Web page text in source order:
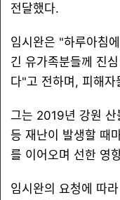
전달했다.
임시완은 "하루아침
긴 유가족분들께 진
다"고 전하며, 피해
그는 2019년 강원 산
등 재난이 발생할 때
를 이어오며 선한 영
임시완의 요청에 따